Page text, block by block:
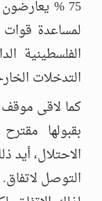
75 %
لمساعدة قوات
الفلسطينية
التدخلات
بقبولها
التوصل